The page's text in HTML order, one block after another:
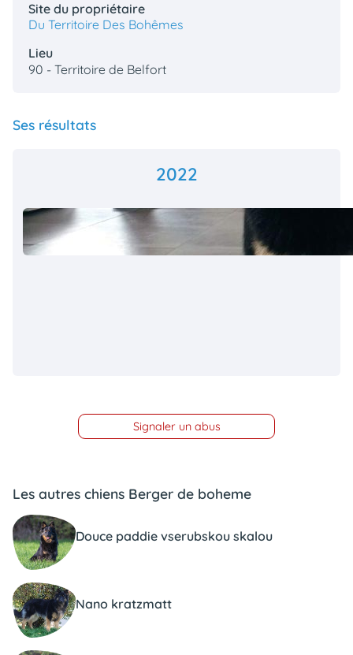
Site du propriétaire
Du Territoire Des Bohêmes
Lieu
90 - Territoire de Belfort
Ses résultats
2022
Signaler un abus
Les autres chiens Berger de boheme
Douce paddie vserubskou skalou
Nano kratzmatt